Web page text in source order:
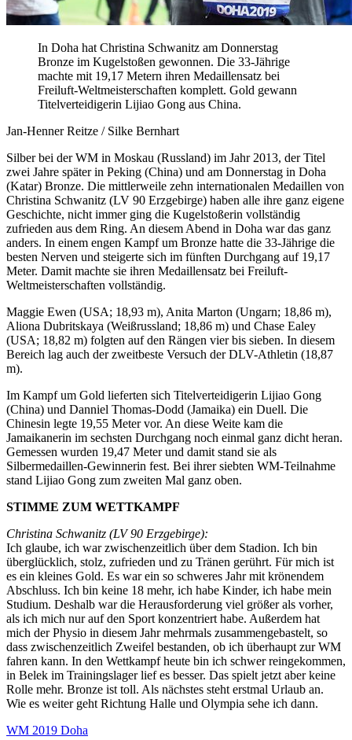
In Doha hat Christina Schwanitz am Donnerstag
Bronze im Kugelstoßen gewonnen. Die 33-Jährige
machte mit 19,17 Metern ihren Medaillensatz bei
Freiluft-Weltmeisterschaften komplett. Gold gewann
Titelverteidigerin Lijiao Gong aus China.
Jan-Henner Reitze / Silke Bernhart
Silber bei der WM in Moskau (Russland) im Jahr 2013, der Titel
zwei Jahre später in Peking (China) und am Donnerstag in Doha
(Katar) Bronze. Die mittlerweile zehn internationalen Medaillen von
Christina Schwanitz (LV 90 Erzgebirge) haben alle ihre ganz eigene
Geschichte, nicht immer ging die Kugelstoßerin vollständig
zufrieden aus dem Ring. An diesem Abend in Doha war das ganz
anders. In einem engen Kampf um Bronze hatte die 33-Jährige die
besten Nerven und steigerte sich im fünften Durchgang auf 19,17
Meter. Damit machte sie ihren Medaillensatz bei Freiluft-
Weltmeisterschaften vollständig.
Maggie Ewen (USA; 18,93 m), Anita Marton (Ungarn; 18,86 m),
Aliona Dubritskaya (Weißrussland; 18,86 m) und Chase Ealey
(USA; 18,82 m) folgten auf den Rängen vier bis sieben. In diesem
Bereich lag auch der zweitbeste Versuch der DLV-Athletin (18,87
m).
Im Kampf um Gold lieferten sich Titelverteidigerin Lijiao Gong
(China) und Danniel Thomas-Dodd (Jamaika) ein Duell. Die
Chinesin legte 19,55 Meter vor. An diese Weite kam die
Jamaikanerin im sechsten Durchgang noch einmal ganz dicht heran.
Gemessen wurden 19,47 Meter und damit stand sie als
Silbermedaillen-Gewinnerin fest. Bei ihrer siebten WM-Teilnahme
stand Lijiao Gong zum zweiten Mal ganz oben.
STIMME ZUM WETTKAMPF
Christina Schwanitz (LV 90 Erzgebirge):
Ich glaube, ich war zwischenzeitlich über dem Stadion. Ich bin
überglücklich, stolz, zufrieden und zu Tränen gerührt. Für mich ist
es ein kleines Gold. Es war ein so schweres Jahr mit krönendem
Abschluss. Ich bin keine 18 mehr, ich habe Kinder, ich habe mein
Studium. Deshalb war die Herausforderung viel größer als vorher,
als ich mich nur auf den Sport konzentriert habe. Außerdem hat
mich der Physio in diesem Jahr mehrmals zusammengebastelt, so
dass zwischenzeitlich Zweifel bestanden, ob ich überhaupt zur WM
fahren kann. In den Wettkampf heute bin ich schwer reingekommen,
in Belek im Trainingslager lief es besser. Das spielt jetzt aber keine
Rolle mehr. Bronze ist toll. Als nächstes steht erstmal Urlaub an.
Wie es weiter geht Richtung Halle und Olympia sehe ich dann.
WM 2019 Doha